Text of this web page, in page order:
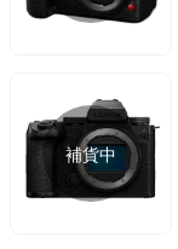
補貨中